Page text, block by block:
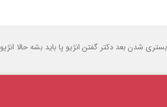
بیمارستان بستری شدن بعد دکتر گفتن انژیو پا باید